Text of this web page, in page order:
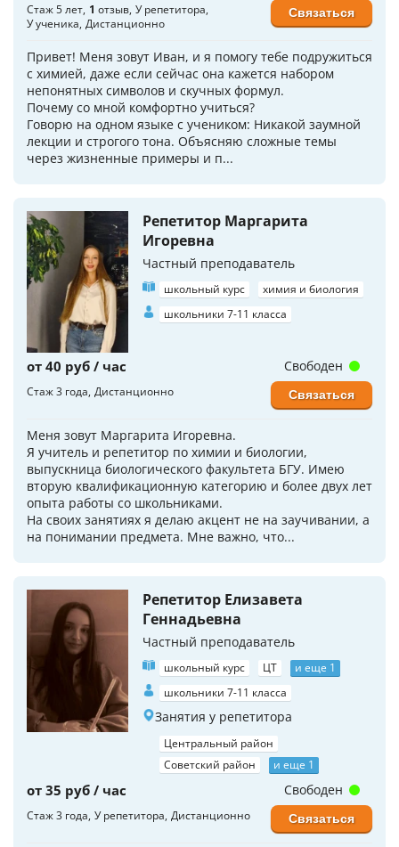
Стаж 5 лет 1 отзыв У репетитора
У ученика Дистанционно
Привет! Меня зовут Иван, и я помогу тебе подружиться
с химией, даже если сейчас она кажется набором
непонятных символов и скучных формул.
Почему со мной комфортно учиться?
Говорю на одном языке с учеником: Никакой заумной
лекции и строгого тона. Объясняю сложные темы
через жизненные примеры и п...
Связаться
Репетитор Маргарита
Игоревна
Частный преподаватель
школьный курс
химия и биология
школьники 7-11 класса
от 40 руб / час
Стаж 3 года Дистанционно
Меня зовут Маргарита Игоревна.
Я учитель и репетитор по химии и биологии,
выпускница биологического факультета БГУ. Имею
вторую квалификационную категорию и более двух лет
опыта работы со школьниками.
На своих занятиях я делаю акцент не на заучивании, а
на понимании предмета. Мне важно, что...
Свободен
Связаться
Репетитор Елизавета
Геннадьевна
Частный преподаватель
школьный курс ЦТ
и еще 1
школьники 7-11 класса
Занятия у репетитора
Центральный район
Советский район
и еще 1
от 35 руб / час
Стаж 3 года У репетитора Дистанционно
Свободен
Связаться